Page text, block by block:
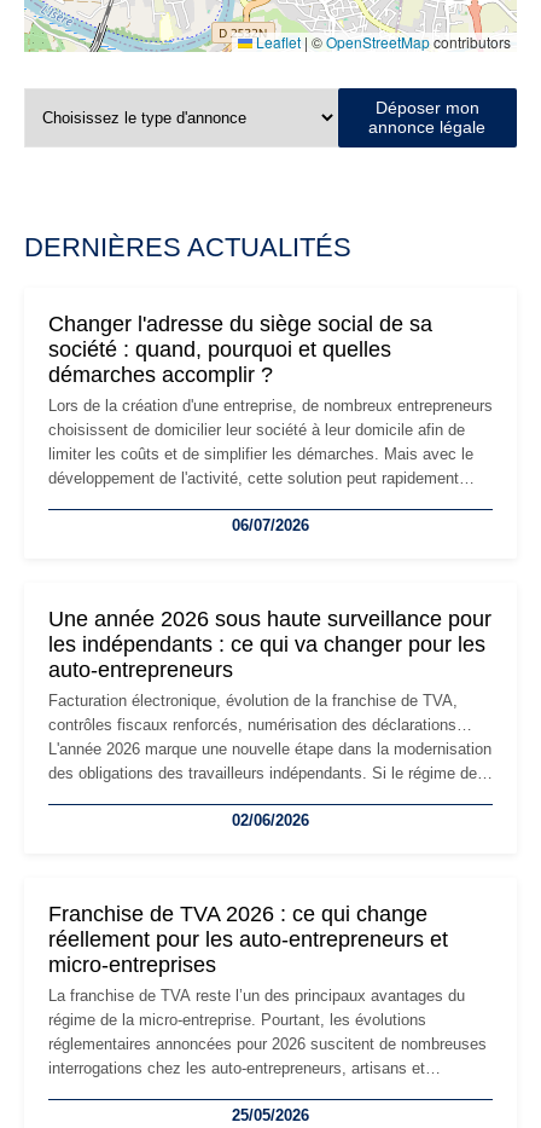
Leaflet | ©OpenStreetMapcontributors
Déposer mon
annonce légale
DERNIÈRES ACTUALITÉS
Changer l'adresse du siège social de sa
société : quand, pourquoi et quelles
démarches accomplir ?
Lors de la création d'une entreprise, de nombreux entrepreneurs
choisissent de domicilier leur société à leur domicile afin de
limiter les coûts et de simplifier les démarches. Mais avec le
développement de l'activité, cette solution peut rapidement
professionnels, recrutement, image de marque… Le
06/07/2026
Une année 2026 sous haute surveillance pour
les indépendants : ce qui va changer pour les
auto-entrepreneurs
Facturation électronique, évolution de la franchise de TVA,
contrôles fiscaux renforcés, numérisation des déclarations…
L'année 2026 marque une nouvelle étape dans la modernisation
des obligations des travailleurs indépendants. Si le régime de
les auto-entrepreneurs devront s'adapter à un environnement
02/06/2026
Franchise de TVA 2026 : ce qui change
réellement pour les auto-entrepreneurs et
micro-entreprises
La franchise de TVA reste l’un des principaux avantages du
régime de la micro-entreprise. Pourtant, les évolutions
réglementaires annoncées pour 2026 suscitent de nombreuses
interrogations chez les auto-entrepreneurs, artisans et
facturation ou risque de bascule vers la TVA : les règles
25/05/2026